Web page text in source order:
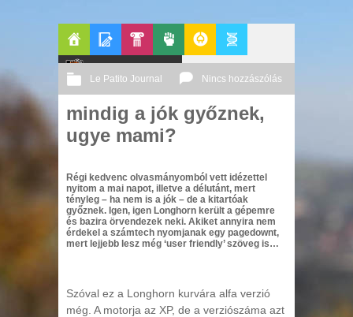
Főoldal PolitikaGeekZone
Le Patito Journal Nincs hozzászólás
2003 02. 25. Őri András
mindig a jók győznek,
ugye mami?
Régi kedvenc olvasmányomból vett idézettel
nyitom a mai napot, illetve a délutánt, mert
tényleg – ha nem is a jók – de a kitartóak
győznek. Igen, igen Longhorn került a gépemre
és bazira örvendezek neki. Akiket annyira nem
érdekel a számtech nyomjanak egy pagedownt,
mert lejjebb lesz még ‘user friendly’ szöveg is…
Szóval ez a Longhorn kurvára alfa verzió
még. A motorja az XP, de a verziószáma azt